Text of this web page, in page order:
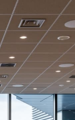
INTERVIEW
土木／上水道
土木／下水道